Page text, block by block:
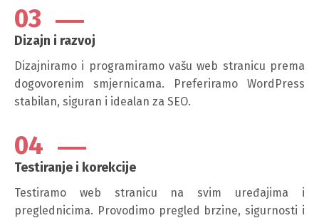
03
Dizajn i razvoj
Dizajniramo i programiramo vašu web stranicu prema
dogovorenim smjernicama. Preferiramo WordPress
stabilan, siguran i idealan za SEO.
04
Testiranje i korekcije
Testiramo web stranicu na svim uređajima i
preglednicima. Provodimo pregled brzine, sigurnosti i